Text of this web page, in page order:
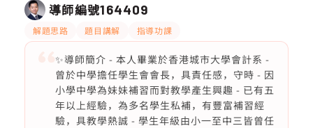
導師編號164409
解題思路 題目講解 指導功課
✨導師簡介 - 本人畢業於香港城市大學會計系 -
曾於中學擔任學生會會長，具責任感，守時 - 因
小學中學為妹妹補習而對教學產生興趣 - 已有五
年以上經驗，為多名學生私補，有豐富補習經
驗，具教學熱誠 - 學生年級由小一至中三皆曾任